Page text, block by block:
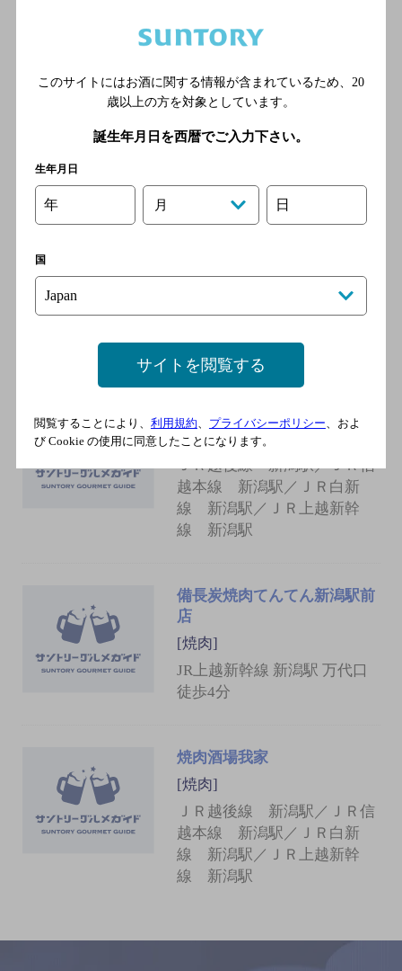
焼肉 藤虎
ＪＲ越後線 新潟駅／ＪＲ信
線 新潟駅／ＪＲ上越新幹
焼肉 虎鉄
ＪＲ越後線 新潟駅／ＪＲ信
越本線 新潟駅／ＪＲ白新
線 新潟駅
[焼肉]
ＪＲ越後線 新潟駅／ＪＲ信
越本線 新潟駅／ＪＲ白新
線 新潟駅／ＪＲ上越新幹
線 新潟駅
備長炭焼肉てんてん新潟駅前
店
[焼肉]
JR上越新幹線 新潟駅 万代口
徒歩4分
焼肉酒場我家
[焼肉]
ＪＲ越後線 新潟駅／ＪＲ信
越本線 新潟駅／ＪＲ白新
線 新潟駅／ＪＲ上越新幹
線 新潟駅
このサイトにはお酒に関する情報が含まれているため、 20
歳以上の方を対象としています。
誕生年月日を西暦でご入力下さい。
生年月日
年 月 日
国
サイトを閲覧する
閲覧することにより、 利用規約、 プライバシーポリシー、およ
び Cookie の使用に同意したことになります。